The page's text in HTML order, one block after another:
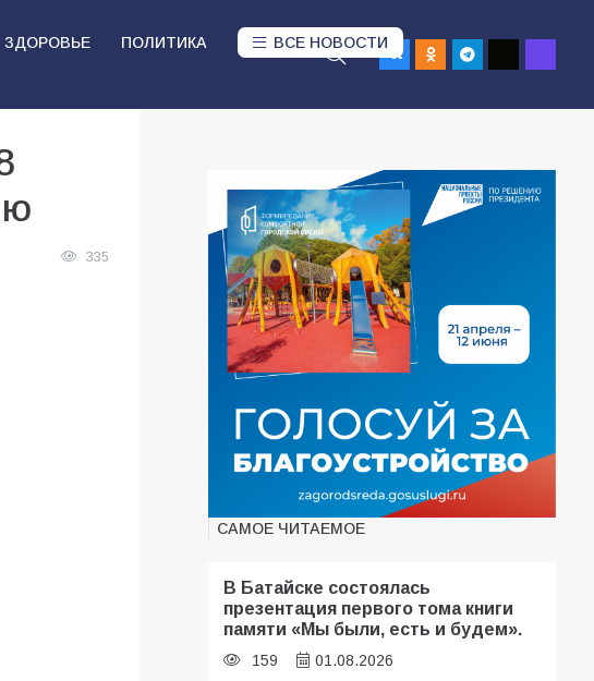
ЗДОРОВЬЕ ПОЛИТИКА ВСЕ НОВОСТИ
335
САМОЕ ЧИТАЕМОЕ
В Батайске состоялась
презентация первого тома книги
памяти «Мы были, есть и будем».
159 01.08.2026